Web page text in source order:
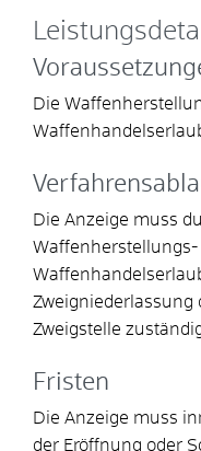
Die
Die Anzeige muss
Waffenherstellungs-
Zweigniederlassung
Zweigstelle
Fristen
Die Anzeige muss
der Eröffnung oder